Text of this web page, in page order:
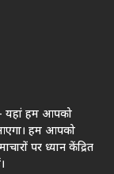
यहां हम आपको
हम आपको
पर ध्यान केंद्रित